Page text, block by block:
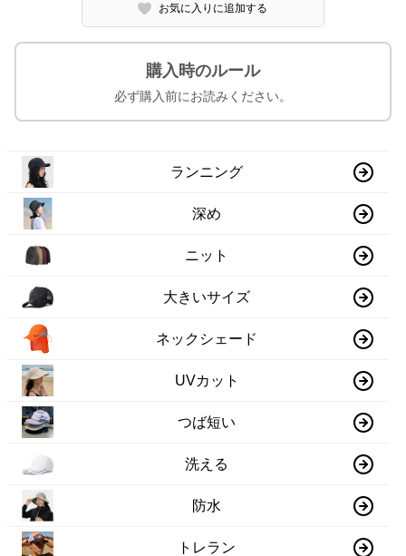
お気に入りに追加する
購入時のルール
必ず購入前にお読みください。
ランニング
深め
ニット
大きいサイズ
ネックシェード
UVカット
つば短い
洗える
防水
トレラン